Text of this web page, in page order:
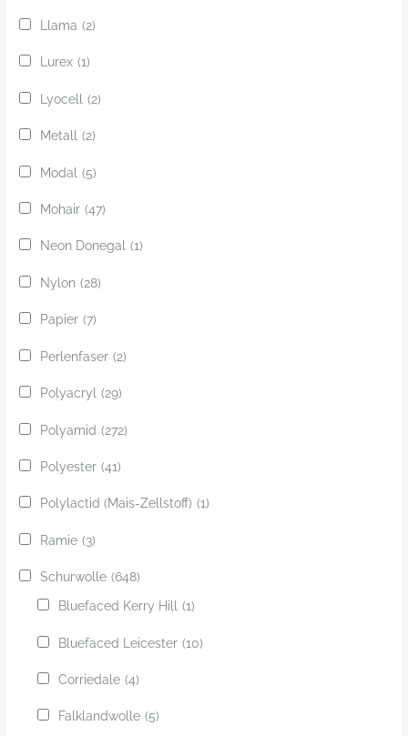
Llama (2)
Lurex (1)
Lyocell (2)
Metall (2)
Modal (5)
Mohair (47)
Neon Donegal (1)
Nylon (28)
Papier (7)
Perlenfaser (2)
Polyacryl (29)
Polyamid (272)
Polyester (41)
Polylactid (Mais-Zellstoff) (1)
Ramie (3)
Schurwolle (648)
Bluefaced Kerry Hill
(1)
Bluefaced Leicester (10)
Corriedale (4)
Falklandwolle (5)